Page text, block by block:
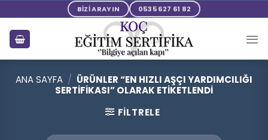
to
content
BİZİ ARAYIN 0535 627 61 82
ANA SAYFA / ÜRÜNLER “EN HIZLI AŞÇI YARDIMCILIĞI
SERTIFIKASI” OLARAK ETIKETLENDI
FILTRELE